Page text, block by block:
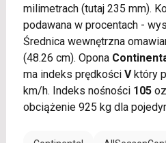
milimetrach (tutaj 235 mm).
podawana w procentach -
Średnica wewnętrzna
(48.26 cm). Opona
ma indeks prędkości Vktóry
km/h. Indeks nośności 105
obciążenie 925 kg dla